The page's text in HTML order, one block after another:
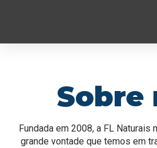
Sobre
Fundada em 2008, a FL Naturais
grande vontade que temos em